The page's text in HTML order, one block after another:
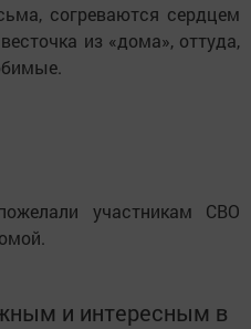
согреваются сердцем
из «дома», оттуда,
участникам СВО
и интересным в